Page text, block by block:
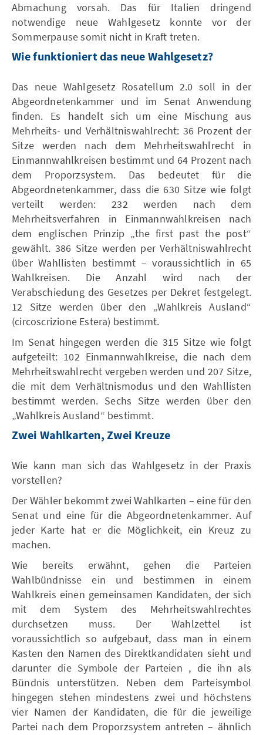
Abmachung vorsah. Das für Italien dringend
notwendige neue Wahlgesetz konnte vor der
Sommerpause somit nicht in Kraft treten.
Wie funktioniert das neue Wahlgesetz?
Das neue Wahlgesetz Rosatellum 2.0 soll in der
Abgeordnetenkammer und im Senat Anwendung
finden. Es handelt sich um eine Mischung aus
Mehrheits- und Verhältniswahlrecht: 36 Prozent der
Sitze werden nach dem Mehrheitswahlrecht in
Einmannwahlkreisen bestimmt und 64 Prozent nach
dem Proporzsystem. Das bedeutet für die
Abgeordnetenkammer, dass die 630 Sitze wie folgt
verteilt werden: 232 werden nach dem
Mehrheitsverfahren in Einmannwahlkreisen nach
dem englischen Prinzip „the first past the post“
gewählt. 386 Sitze werden per Verhältniswahlrecht
über Wahllisten bestimmt – voraussichtlich in 65
Wahlkreisen. Die Anzahl wird nach der
Verabschiedung des Gesetzes per Dekret festgelegt.
12 Sitze werden über den „Wahlkreis Ausland“
(circoscrizione Estera) bestimmt.
Im Senat hingegen werden die 315 Sitze wie folgt
aufgeteilt: 102 Einmannwahlkreise, die nach dem
Mehrheitswahlrecht vergeben werden und 207 Sitze,
die mit dem Verhältnismodus und den Wahllisten
bestimmt werden. Sechs Sitze werden über den
„Wahlkreis Ausland“ bestimmt.
Zwei Wahlkarten, Zwei Kreuze
Wie kann man sich das Wahlgesetz in der Praxis
vorstellen?
Der Wähler bekommt zwei Wahlkarten – eine für den
Senat und eine für die Abgeordnetenkammer. Auf
jeder Karte hat er die Möglichkeit, ein Kreuz zu
machen.
Wie bereits erwähnt, gehen die Parteien
Wahlbündnisse ein und bestimmen in einem
Wahlkreis einen gemeinsamen Kandidaten, der sich
mit dem System des Mehrheitswahlrechtes
durchsetzen muss. Der Wahlzettel ist
voraussichtlich so aufgebaut, dass man in einem
Kasten den Namen des Direktkandidaten sieht und
darunter die Symbole der Parteien , die ihn als
Bündnis unterstützen. Neben dem Parteisymbol
hingegen stehen mindestens zwei und höchstens
vier Namen der Kandidaten, die für die jeweilige
Partei nach dem Proporzsystem antreten – ähnlich